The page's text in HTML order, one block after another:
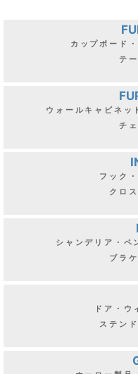
カップボード
テ
ウォールキャビネッ
チ
フック
クロ
シャンデリア・ペ
ブラ
ドア・ウ
ステン